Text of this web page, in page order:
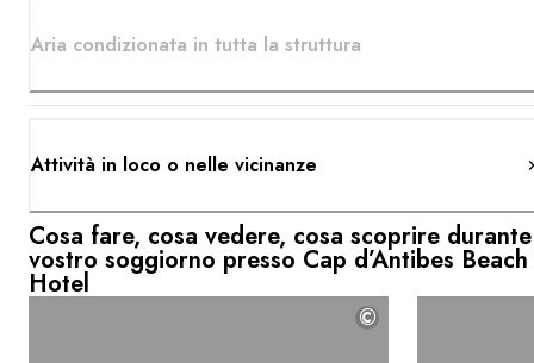
Aria condizionata in tutta la struttura
Attività in loco o nelle vicinanze
Cosa fare, cosa vedere, cosa scoprire
vostro soggiorno presso Cap d’Antibes Beach
Hotel
©